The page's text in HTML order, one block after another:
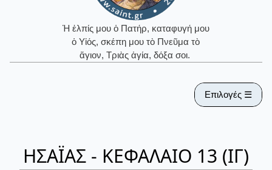
Ἡ ἐλπίς μου ὁ Πατήρ, καταφυγή μου
ὁ Υἱός, σκέπη μου τὸ Πνεῦμα τὸ
ἅγιον, Τριὰς ἁγία, δόξα σοι.
Επιλογές ☰
ΗΣΑΪΑΣ - ΚΕΦΑΛΑΙΟ 13 (ΙΓ)